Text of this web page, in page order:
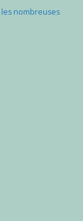
les nombreuses